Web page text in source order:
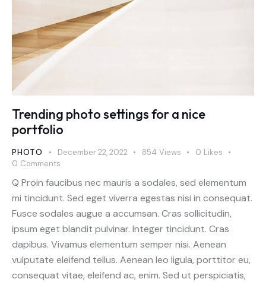
Trending photo settings for a nice
portfolio
PHOTO December 22, 2022 854 Views 0 Likes
0 Comments
Q Proin faucibus nec mauris a sodales, sed elementum
mi tincidunt. Sed eget viverra egestas nisi in consequat.
Fusce sodales augue a accumsan. Cras sollicitudin,
ipsum eget blandit pulvinar. Integer tincidunt. Cras
dapibus. Vivamus elementum semper nisi. Aenean
vulputate eleifend tellus. Aenean leo ligula, porttitor eu,
consequat vitae, eleifend ac, enim. Sed ut perspiciatis,